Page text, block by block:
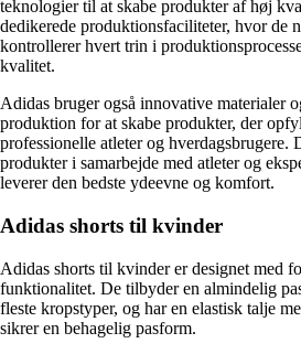
teknologier til at skabe produkter af høj
dedikerede produktionsfaciliteter, hvor de
kontrollerer hvert trin i
kvalitet.
Adidas bruger også innovative materialer
produktion for at skabe produkter, der
professionelle atleter og hverdagsbrugere.
produkter i samarbejde med atleter og
leverer den bedste ydeevne og komfort.
Adidas shorts til kvinder
Adidas shorts til kvinder er designet med
funktionalitet. De tilbyder en almindelig
fleste kropstyper, og har en elastisk talje
sikrer en behagelig pasform.